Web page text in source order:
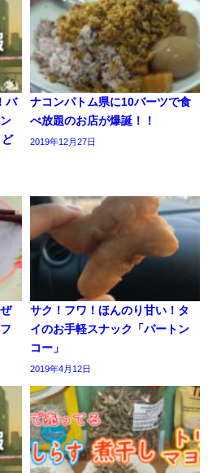
バ
ナコンパトム県に10バーツで食
べ放題のお店が爆誕！！
2019年12月27日
サク！フワ！ほんのり甘い！タ
イのお手軽スナック「パートン
コー」
2019年4月12日